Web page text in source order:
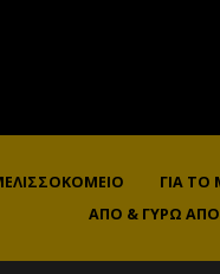
ΓΙΑ ΤΟ
ΑΠΌ & ΓΎΡΩ